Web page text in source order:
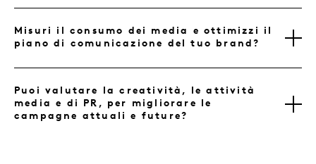
Misuri il consumo dei media e ottimizzi il
piano di comunicazione del tuo brand?
Puoi valutare la creatività, le attività
media e di PR, per migliorare le
campagne attuali e future?